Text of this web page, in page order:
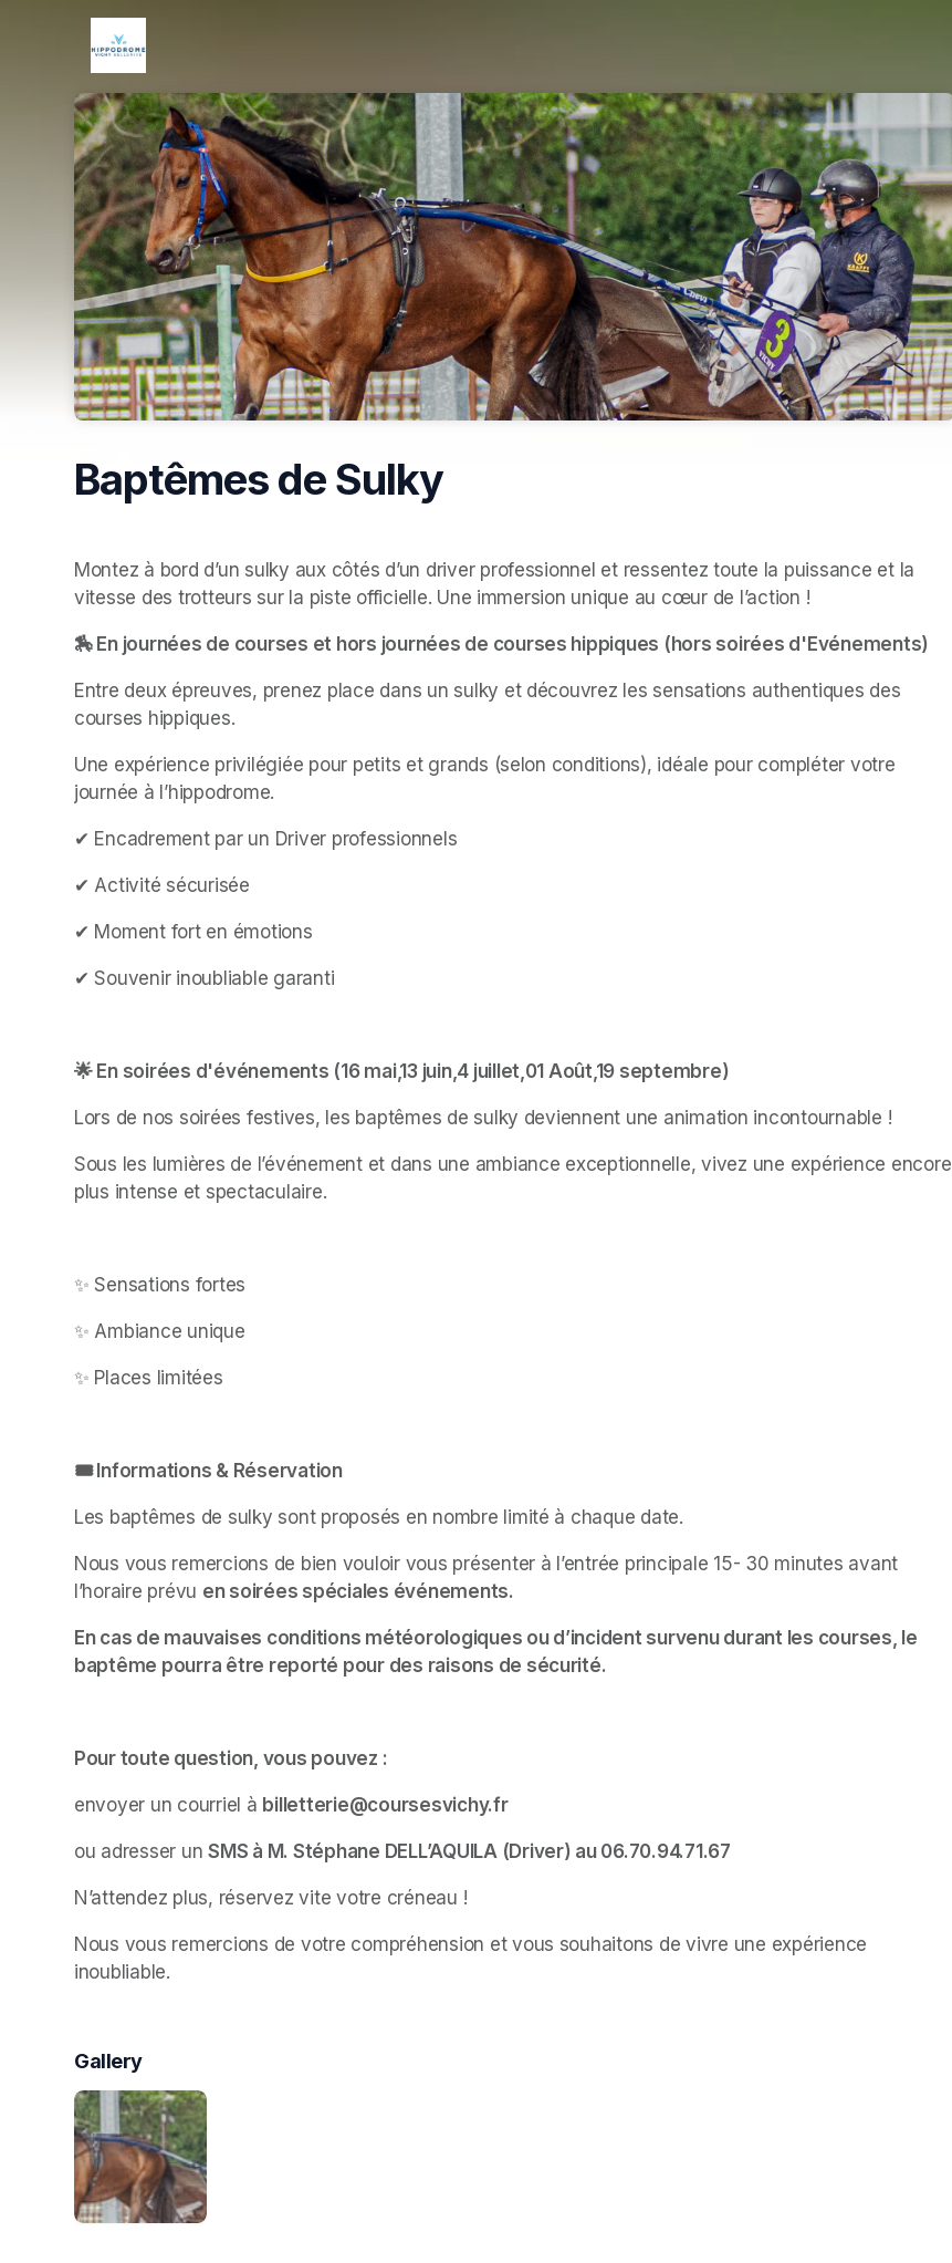
Skip header
Baptêmes de Sulky
Montez à bord d’un sulky aux côtés d’un driver professionnel et ressentez toute la puissance et la
vitesse des trotteurs sur la piste officielle. Une immersion unique au cœur de l’action !
🏇 En journées de courses et hors journées de courses hippiques (hors soirées d'Evénements)
Entre deux épreuves, prenez place dans un sulky et découvrez les sensations authentiques des
courses hippiques.
Une expérience privilégiée pour petits et grands (selon conditions), idéale pour compléter votre
journée à l’hippodrome.
✔ Encadrement par un Driver professionnels
✔ Activité sécurisée
✔ Moment fort en émotions
✔ Souvenir inoubliable garanti
🌟 En soirées d'événements (16 mai,13 juin,4 juillet,01 Août,19 septembre)
Lors de nos soirées festives, les baptêmes de sulky deviennent une animation incontournable !
Sous les lumières de l’événement et dans une ambiance exceptionnelle, vivez une expérience encore
plus intense et spectaculaire.
✨ Sensations fortes
✨ Ambiance unique
✨ Places limitées
🎟 Informations & Réservation
Les baptêmes de sulky sont proposés en nombre limité à chaque date.
Nous vous remercions de bien vouloir vous présenter à l’entrée principale 15- 30 minutes avant
l’horaire prévu en soirées spéciales événements.
En cas de mauvaises conditions météorologiques ou d’incident survenu durant les courses, le
baptême pourra être reporté pour des raisons de sécurité.
Pour toute question, vous pouvez :
envoyer un courriel à billetterie@coursesvichy.fr
ou adresser un SMS à M. Stéphane DELL’AQUILA (Driver) au 06.70.94.71.67
N’attendez plus, réservez vite votre créneau !
Nous vous remercions de votre compréhension et vous souhaitons de vivre une expérience
inoubliable.
Gallery